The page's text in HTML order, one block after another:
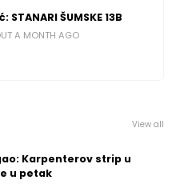
ŠUMSKE 13B
A MONTH AGO
View all
Karpenterov strip u
u petak